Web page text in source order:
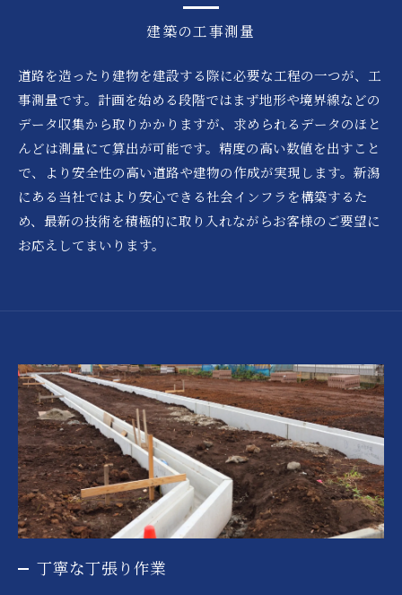
建築の工事測量
道路を造ったり建物を建設する際に必要な工程の一つが、工
事測量です。計画を始める段階ではまず地形や境界線などの
データ収集から取りかかりますが、求められるデータのほと
んどは測量にて算出が可能です。精度の高い数値を出すこと
で、より安全性の高い道路や建物の作成が実現します。新潟
にある当社ではより安心できる社会インフラを構築するた
め、最新の技術を積極的に取り入れながらお客様のご要望に
お応えしてまいります。
丁寧な丁張り作業